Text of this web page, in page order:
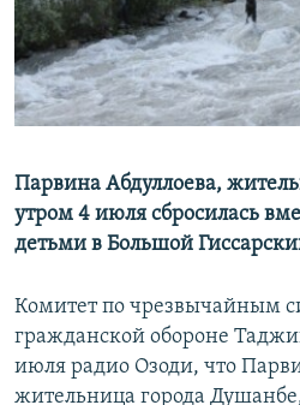
Парвина Абдуллоева,
утром 4 июля сбросилась
детьми в Большой
Комитет по чрезвычайным
гражданской обороне
июля радио Озоди, что
жительница города